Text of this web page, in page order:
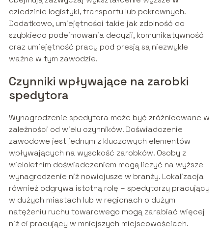
dziedzinie logistyki, transportu lub pokrewnych.
Dodatkowo, umiejętności takie jak zdolność do
szybkiego podejmowania decyzji, komunikatywność
oraz umiejętność pracy pod presją są niezwykle
ważne w tym zawodzie.
Czynniki wpływające na zarobki
spedytora
Wynagrodzenie spedytora może być zróżnicowane w
zależności od wielu czynników. Doświadczenie
zawodowe jest jednym z kluczowych elementów
wpływających na wysokość zarobków. Osoby z
wieloletnim doświadczeniem mogą liczyć na wyższe
wynagrodzenie niż nowicjusze w branży. Lokalizacja
również odgrywa istotną rolę – spedytorzy pracujący
w dużych miastach lub w regionach o dużym
natężeniu ruchu towarowego mogą zarabiać więcej
niż ci pracujący w mniejszych miejscowościach.